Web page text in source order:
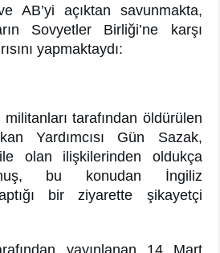
AB’yi açıktan savunmakta,
Sovyetler Birliği’ne karşı
yapmaktaydı:
tarafından öldürülen
Yardımcısı Gün Sazak,
olan ilişkilerinden oldukça
bu konudan İngiliz
bir ziyarette şikayetçi
yayınlanan 14 Mart